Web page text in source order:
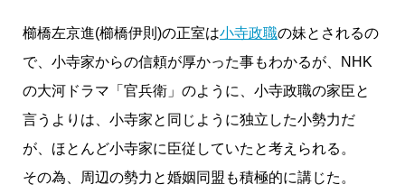
櫛橋左京進(櫛橋伊則)の正室は小寺政職の妹とされるの
で、小寺家からの信頼が厚かった事もわかるが、NHK
の大河ドラマ「官兵衛」のように、小寺政職の家臣と
言うよりは、小寺家と同じように独立した小勢力だ
が、ほとんど小寺家に臣従していたと考えられる。
その為、周辺の勢力と婚姻同盟も積極的に講じた。